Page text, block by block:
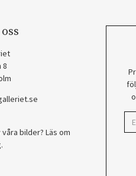
8
bilder? Läs om
.